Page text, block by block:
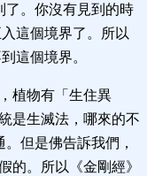
了。你沒有見到的時
這個境界了。所以
這個境界。
植物有「生住異
是生滅法，哪來的不
但是佛告訴我們，
的。所以《金剛經》